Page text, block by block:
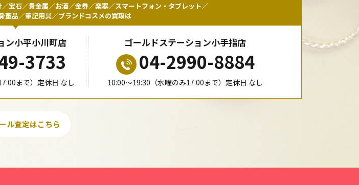
宝石／貴金属／お酒／金券／楽器／スマートフォン・タブレット／
董品／筆記用具／ブランドコスメの買取は
ン小平小川町店
3733
まで）定休日 なし
ゴールドステーション小手指店
04-2990-8884
10:00〜19:30（水曜のみ17:00まで）定休日 なし
ル査定はこちら